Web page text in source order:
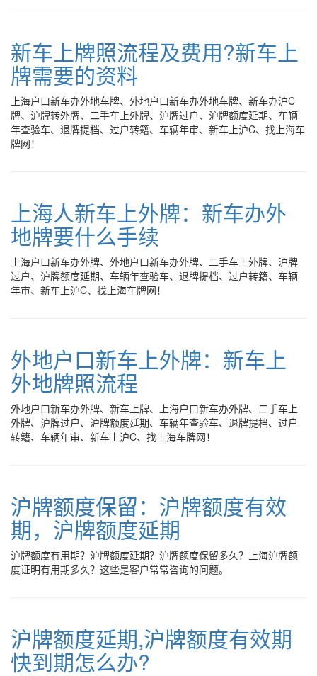
新车上牌照流程及费用?新车上
牌需要的资料
上海户口新车办外地车牌、外地户口新车办外地车牌、新车办沪C
牌、沪牌转外牌、二手车上外牌、沪牌过户、沪牌额度延期、车辆
年查验车、退牌提档、过户转籍、车辆年审、新车上沪C、找上海车
牌网！
上海人新车上外牌：新车办外
地牌要什么手续
上海户口新车办外牌、外地户口新车办外牌、二手车上外牌、沪牌
过户、沪牌额度延期、车辆年查验车、退牌提档、过户转籍、车辆
年审、新车上沪C、找上海车牌网！
外地户口新车上外牌：新车上
外地牌照流程
外地户口新车办外牌、新车上牌、上海户口新车办外牌、二手车上
外牌、沪牌过户、沪牌额度延期、车辆年查验车、退牌提档、过户
转籍、车辆年审、新车上沪C、找上海车牌网！
沪牌额度保留：沪牌额度有效
期，沪牌额度延期
沪牌额度有用期？沪牌额度延期？沪牌额度保留多久？上海沪牌额
度证明有用期多久？这些是客户常常咨询的问题。
沪牌额度延期,沪牌额度有效期
快到期怎么办?